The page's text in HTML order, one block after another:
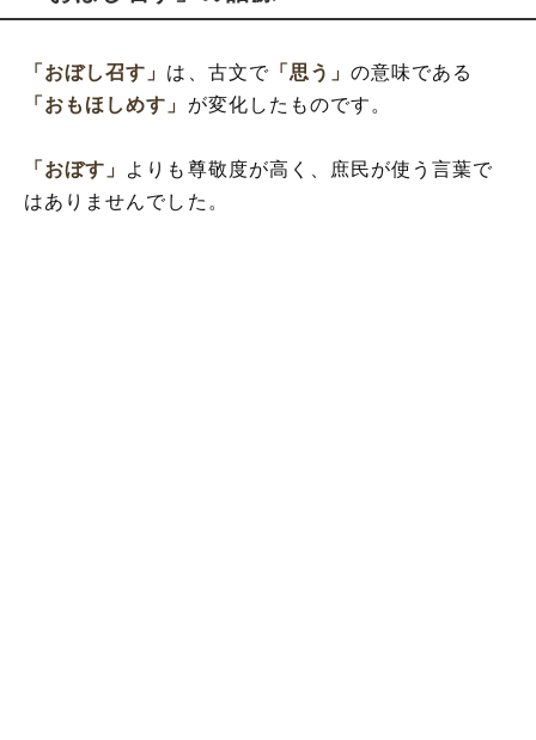
「おぼし召す」 は、古文で「思う」の意味である
「おもほしめす」 が変化したものです。
「おぼす」 よりも尊敬度が高く、庶民が使う言葉で
はありませんでした。